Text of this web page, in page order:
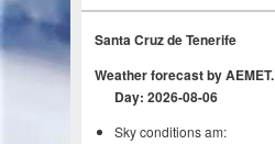
Santa Cruz de Tenerife
Weather forecast by AEMET.
Day: 2026-08-06
Sky conditions am: